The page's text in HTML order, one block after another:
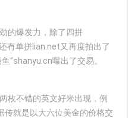
爆发力，除了四拼
有单拼lian.net又再度拍出了
”shanyu.cn曝出了交易。
不错的英文好米出现，例
就是以大六位美金的价格交